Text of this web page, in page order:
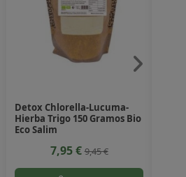
Detox Chlorella-Lucuma-
Hierba Trigo 150 Gramos Bio
Eco Salim
7,95 €9,45 €